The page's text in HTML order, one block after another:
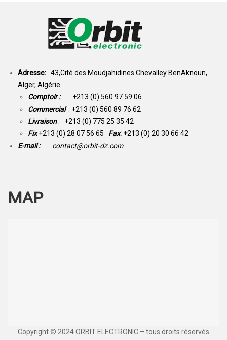
Adresse: 43,Cité des Moudjahidines Chevalley BenAknoun,
Alger, Algérie
Comptoir : +213 (0) 560 97 59 06
Commercial : +213 (0) 560 89 76 62
Livraison: +213 (0) 775 25 35 42
Fix +213 (0) 28 07 56 65 Fax: +213 (0) 20 30 66 42
E-mail :
contact@orbit-dz.com
MAP
Copyright © 2024 ORBIT ELECTRONIC – tous droits réservés